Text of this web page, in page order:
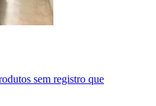
sem registro que